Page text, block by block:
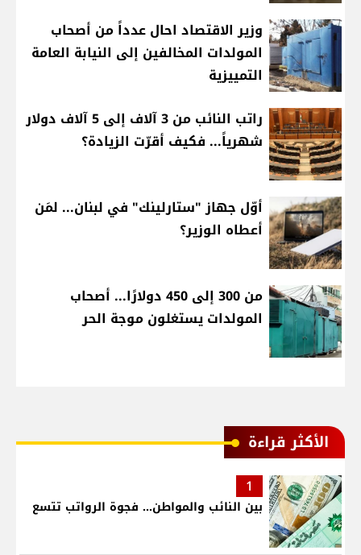
وزير الاقتصاد احال عدداً من أصحاب
المولدات المخالفين إلى النيابة العامة
التمييزية
راتب النائب من 3 آلاف إلى 5 آلاف دولار
شهرياً... فكيف أقرّت الزيادة؟
أوّل جهاز "ستارلينك" في لبنان... لمَن
أعطاه الوزير؟
من 300 إلى 450 دولارًا... أصحاب
المولدات يستغلون موجة الحر
الأكثر قراءة
1
بين النائب والمواطن... فجوة الرواتب تتسع